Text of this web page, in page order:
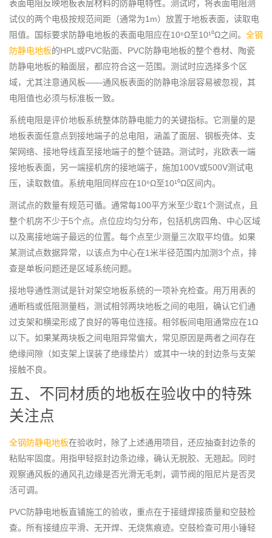
表面电阻反映地板表层材料的防静电特性。测试时，将表面电阻测
试仪的两个电极按规范间距（通常为1m）放置于地板表面，读取电
阻值。国标要求防静电地板的表面电阻应在10⁶Ω至10¹⁰Ω之间。 全钢
防静电地板的HPL或PVC贴面、PVC防静电地板的整个卷材、陶瓷
防静电地板的釉面层，都应符合这一范围。测试时应选择多个区
域，尤其注意通风板——通风板表面的防静电涂层容易被忽视，其
电阻值也必须与标准板一致。
系统电阻是评价地板系统整体防静电能力的关键指标。它测量的是
地板表面任意点到接地端子的总电阻，涵盖了面层、钢板壳体、支
架网络、接地导线直至接地端子的整个链路。测试时，兆欧表一端
接地板表面，另一端接机房的接地端子，施加100V或500V测试电
压，读取数值。系统电阻同样应在10⁶Ω至10¹⁰Ω区间内。
测试点的数量有规范可循。通常每100平方米至少取1个测试点，且
整个机房不少于5个点。点位应均匀分布，包括机房四角、中心区域
以及离接地端子最远的位置。每个点至少测量三次取平均值。如果
某测试点数据异常，以该点为中心在1米半径范围内加测3个点，排
查是单板问题还是区域系统问题。
接地导通性测试是针对架空地板系统的一项补充检查。用万用表的
通断档或低阻测量档，测试相邻两块地板之间的电阻，确认它们通
过支架和横梁形成了良好的等电位连接。相邻板间电阻通常应在1Ω
以下。如果某两块板之间电阻异常偏大，常见原因是两者之间存在
绝缘间隙（如支架上误装了绝缘垫片）或其中一块的封边条与支架
接触不良。
五、不同材质的地板在验收中的特殊
关注点
全钢防静电地板在验收时，除了上述通用项目，还应抽查封边条的
粘贴牢固度。用指甲轻抠封边条边缘，确认无脱胶、无翘起。同时
观察通风板的通风孔边缘是否光滑无毛刺，调节阀的阻尼片是否灵
活可调。
PVC防静电地板直铺施工的验收，重点在于接缝焊接质量和空鼓检
查。所有接缝应平滑、无开焊、无烧焦痕迹。空鼓检查可用小锤轻